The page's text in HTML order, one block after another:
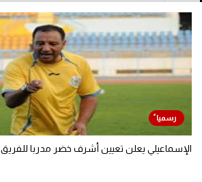
الإسماعيلي يعلن تعيين أشرف خضر مدربا للفريق